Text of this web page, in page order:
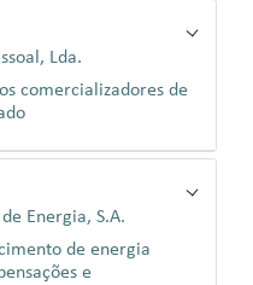
Lda.
comercializadores de
Energia, S.A.
de energia
e